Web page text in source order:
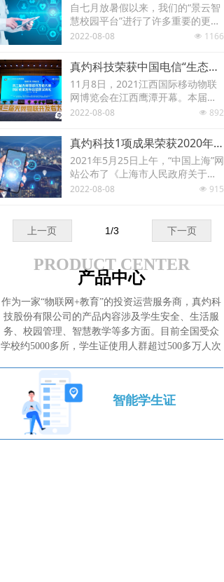
自七月放暑假以来，我们的“景云智
慧校园平台”进行了许多重要的更新
改进，同时我们通过“景云智慧校
课堂，对暑期的一些消防安全知识
点进行了讲解，对暑期的防火、防
溺教育进行了普及推广，并在直播
中送出了不少小奖品。
넶 1166
2022-08-08
真灼科技荣获中国电信“生态共赢优秀贡献奖”
11月8日，2021江西国际移动物联
网博览会在江西鹰潭开幕。本届移
博会主题为“智融万物 数赢未来”，
大专项司、工信部信息通信发展司
为支持单位，省科技厅、省工信
厅、省商务厅、鹰潭市人民政府联
合主办，是集智库论坛、成果交
流、招商引才于一体的一次盛会。
넶 892
2022-08-08
真灼科技1项成果荣获2020年度上海市科学技术奖
2021年5月25日上午，“中国上海”网
站公布了《上海市人民政府关于表
彰2020年度上海市科学技术奖获奖
专家初评、复评、终评和上海市科
学技术奖励委员会审定，市政府决
授奖281项（人）。真灼科技1项成
果获奖。
넶 915
2022-08-08
上一页 下一页
1/3
产品中心
作为一家“物联网+教育”的投资运营服务商，真灼科
技股份有限公司的产品内容涉及学生安全、生活服
务、校园管理、智慧教学等多方面。目前全国受众
学校约5000多所，学生证使用人群超过500多万人次
智能学生证
PRODUCT CENTER